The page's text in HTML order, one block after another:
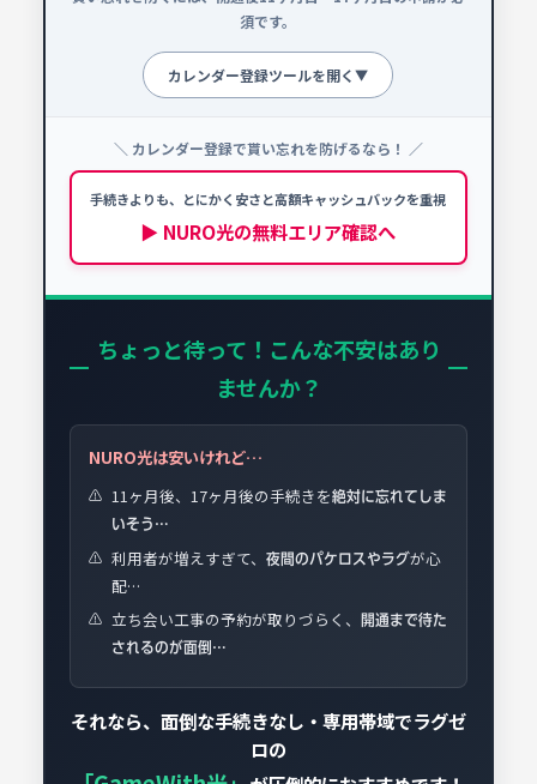
須です。
カレンダー登録ツールを開く▼
! 申請忘れ防止カレンダー
NURO光を契約する場合、以下の時期に必ず手続
📅 開通予定日を選択
＼ カレンダー登録で貰い忘れを防げるなら！ ／
手続きよりも、とにかく安さと高額キャッシュバックを重視
▶ NURO光の無料エリア確認へ
ちょっと待って！こんな不安はあり
ませんか？
NURO光は安いけれど…
⚠️ 11ヶ月後、17ヶ月後の手続きを絶対に忘れてしま
いそう…
⚠️ 利用者が増えすぎて、夜間のパケロスやラグが心
配…
⚠️ 立ち会い工事の予約が取りづらく、開通まで待た
されるのが面倒…
それなら、面倒な手続きなし・専用帯域でラグゼ
ロの